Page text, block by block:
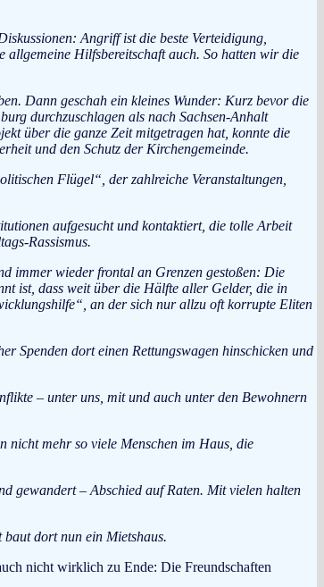
Angriff ist die beste Verteidigung,
allgemeine Hilfsbereitschaft auch. So hatten wir die
Dann geschah ein kleines Wunder: Kurz bevor die
durchzuschlagen als nach Sachsen-Anhalt
über die ganze Zeit mitgetragen hat, konnte die
und den Schutz der Kirchengemeinde.
Flügel“, der zahlreiche Veranstaltungen,
aufgesucht und kontaktiert, die tolle Arbeit
Rassismus.
immer wieder frontal an Grenzen gestoßen: Die
ist, dass weit über die Hälfte aller Gelder, die in
an der sich nur allzu oft korrupte Eliten
Spenden dort einen Rettungswagen hinschicken und
– unter uns, mit und auch unter den Bewohnern
nicht mehr so viele Menschen im Haus, die
gewandert – Abschied auf Raten. Mit vielen halten
baut dort nun ein Mietshaus.
nicht wirklich zu Ende: Die Freundschaften